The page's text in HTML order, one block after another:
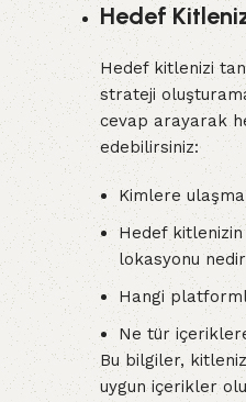
Hedef
Hedef kitlenizi
strateji
cevap arayarak
edebilirsiniz:
Kimlere
Hedef kitlenizin
lokasyonu
Hangi
Ne tür
Bu bilgiler,
uygun içerikler